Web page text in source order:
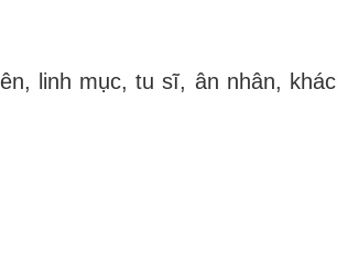
linh mục, tu sĩ, ân nhân,